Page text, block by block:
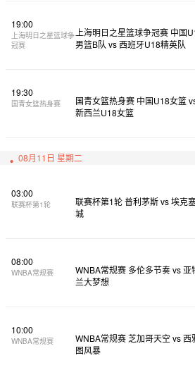
19:00
上海明日之星篮球争
冠赛
上海明日之星篮球争冠赛 中国
男篮B队 vs 西班牙U18精英队
19:30
国青女篮热身赛
国青女篮热身赛 中国U18女篮
新西兰U18女篮
08月11日 星期二
03:00
联赛杯第1轮
联赛杯第1轮 普利茅斯 vs 埃克
城
08:00
WNBA常规赛
WNBA常规赛 多伦多节奏 vs 亚
兰大梦想
10:00
WNBA常规赛
WNBA常规赛 芝加哥天空 vs 西
图风暴